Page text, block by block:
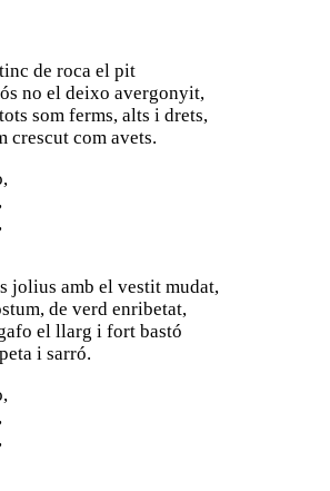
de roca el pit
no el deixo avergonyit,
som ferms, alts i drets,
crescut com avets.
jolius amb el vestit mudat,
de verd enribetat,
el llarg i fort bastó
i sarró.